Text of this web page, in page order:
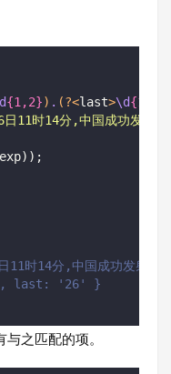
{1,2}) . (?<last>\d{1,2}
日11时14分,中国成功发射
14分,中国成功发射了
last: '26' }
之匹配的项。